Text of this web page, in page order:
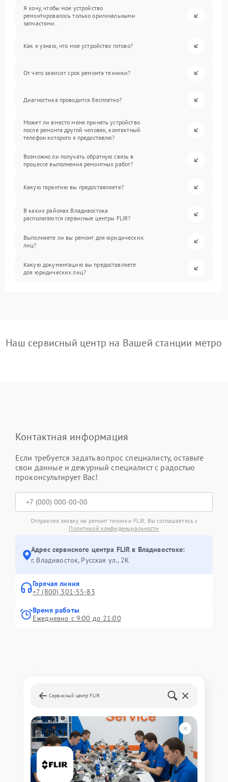
Я хочу, чтобы мое устройство
ремонтировалось только оригинальными
запчастями.
Как я узнаю, что мое устройство готово?
От чего зависит срок ремонта техники?
Диагностика проводится бесплатно?
Может ли вместо меня принять устройство
после ремонта другой человек, контактный
телефон которого я предоставлю?
Возможно ли получать обратную связь в
процессе выполнения ремонтных работ?
Какую гарантию вы предоставляете?
В каких районах Владивостока
располагаются сервисные центры FLIR?
Выполняете ли вы ремонт для юридических
лиц?
Какую документацию вы предоставляете
для юридических лиц?
Наш сервисный центр на Вашей станции метро
Контактная информация
Если требуется задать вопрос специалисту, оставьте
свои данные и дежурный специалист с радостью
проконсультирует Вас!
Отправляя заявку на ремонт техники FLIR, Вы соглашаетесь с
Политикой конфиденциальности
Адрес сервисного центра FLIR в Владивостоке:
г. Владивосток, Русская ул., 2К
Горячая линия
+7 (800) 301-55-83
Время работы
Ежедневно с 9:00 до 21:00
Сервисный центр FLIR